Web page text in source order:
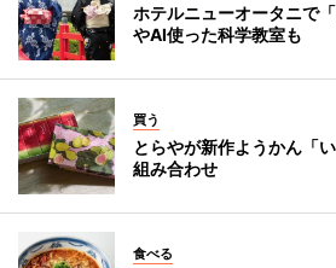
ホテルニューオータニで
やAI使った科学教室も
買う
とらやが新作ようかん「
組み合わせ
食べる